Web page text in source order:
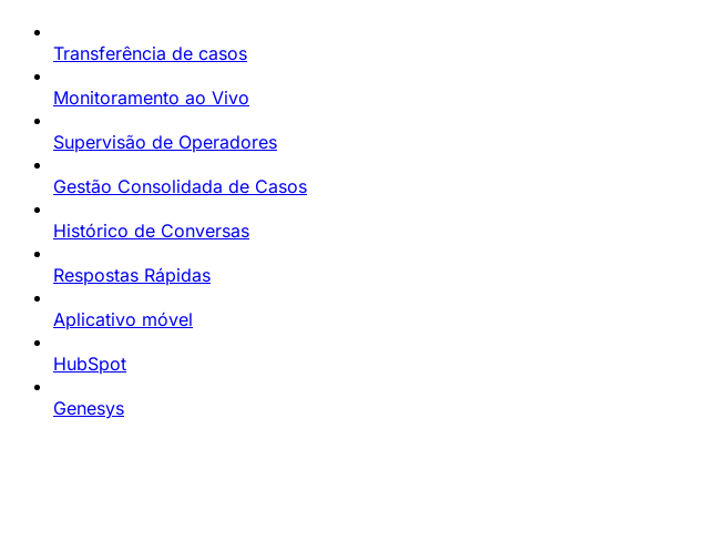
Transferência de casos
Monitoramento ao Vivo
Supervisão de Operadores
Gestão Consolidada de Casos
Histórico de Conversas
Respostas Rápidas
Aplicativo móvel
HubSpot
Genesys